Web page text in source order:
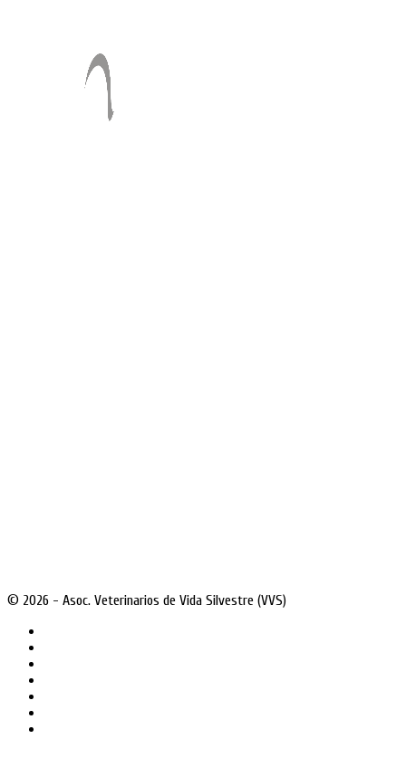
© 2026 - Asoc. Veterinarios de Vida Silvestre (VVS)